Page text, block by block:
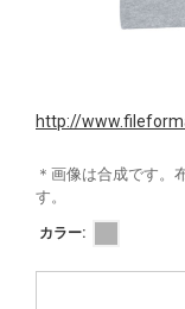
http://
＊画像は合成です。
す。
カラー: